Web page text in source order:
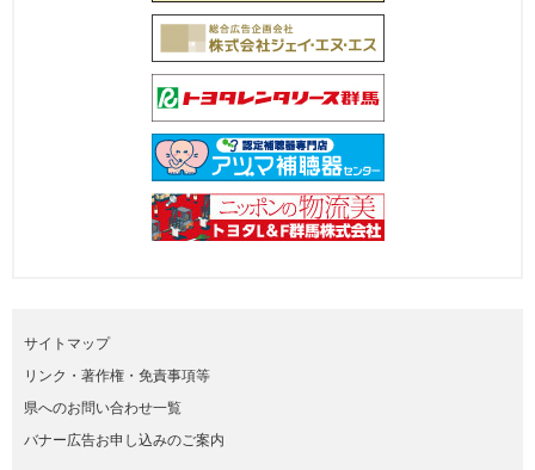
サイトマップ
リンク・著作権・免責事項等
県へのお問い合わせ一覧
バナー広告お申し込みのご案内